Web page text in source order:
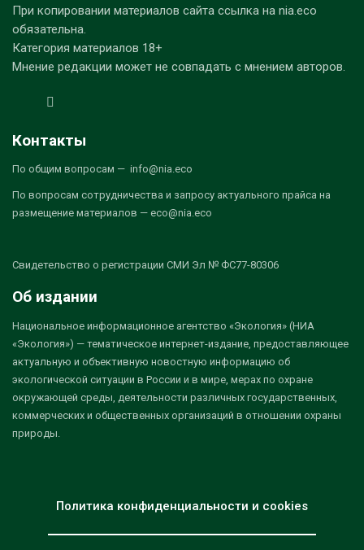
При копировании материалов сайта ссылка на nia.eco
обязательна.
Категория материалов 18+
Мнение редакции может не совпадать с мнением авторов.
Контакты
По общим вопросам — info@nia.eco
По вопросам сотрудничества и запросу актуального прайса на
размещение материалов — eco@nia.eco
Свидетельство о регистрации СМИ Эл № ФС77-80306
Об издании
Национальное информационное агентство «Экология» (НИА
«Экология») — тематическое интернет-издание, предоставляющее
актуальную и объективную новостную информацию об
экологической ситуации в России и в мире, мерах по охране
окружающей среды, деятельности различных государственных,
коммерческих и общественных организаций в отношении охраны
природы.
Политика конфиденциальности и cookies